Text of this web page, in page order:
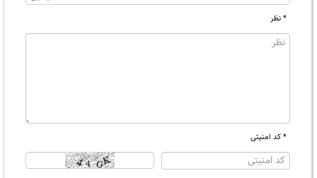
* نظر
* کد امنیتی